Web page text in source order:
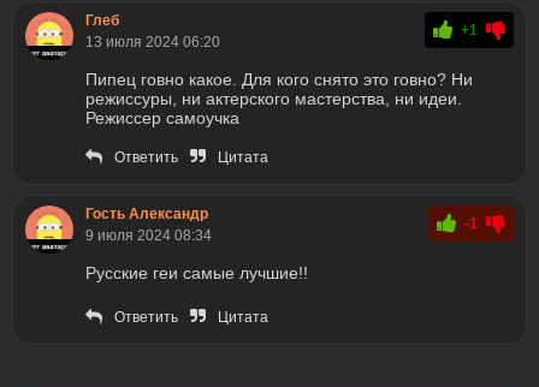
Глеб
13 июля 2024 06:20
+1
Пипец говно какое. Для кого снято это говно? Ни
режиссуры, ни актерского мастерства, ни идеи.
Режиссер самоучка
Ответить Цитата
Гость Александр
9 июля 2024 08:34
-1
Русские геи самые лучшие!!
Ответить Цитата